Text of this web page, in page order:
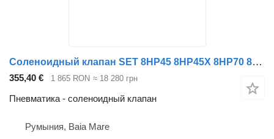
Соленоидный клапан SET 8HP45 8HP45X 8HP70 8HP70H 8HP70X 8HP90 для автомобиля
355,40 € 1 865 RON ≈ 18 280 грн
Пневматика - соленоидный клапан
Румыния, Baia Mare